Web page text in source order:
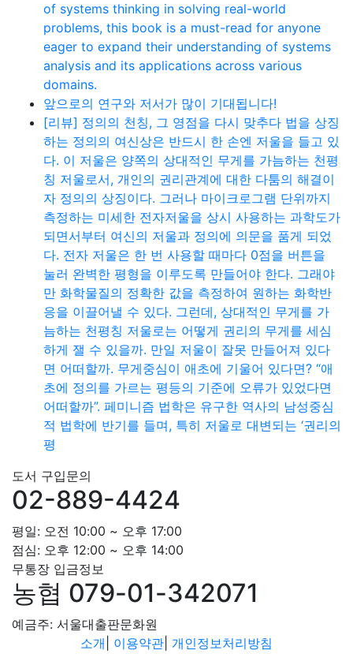
of systems thinking in solving real-world
problems, this book is a must-read for anyone
eager to expand their understanding of systems
analysis and its applications across various
domains.
앞으로의 연구와 저서가 많이 기대됩니다!
[리뷰] 정의의 천칭, 그 영점을 다시 맞추다 법을 상징
하는 정의의 여신상은 반드시 한 손엔 저울을 들고 있
다. 이 저울은 양쪽의 상대적인 무게를 가늠하는 천평
칭 저울로서, 개인의 권리관계에 대한 다툼의 해결이
자 정의의 상징이다. 그러나 마이크로그램 단위까지
측정하는 미세한 전자저울을 상시 사용하는 과학도가
되면서부터 여신의 저울과 정의에 의문을 품게 되었
다. 전자 저울은 한 번 사용할 때마다 0점을 버튼을
눌러 완벽한 평형을 이루도록 만들어야 한다. 그래야
만 화학물질의 정확한 값을 측정하여 원하는 화학반
응을 이끌어낼 수 있다. 그런데, 상대적인 무게를 가
늠하는 천평칭 저울로는 어떻게 권리의 무게를 세심
하게 잴 수 있을까. 만일 저울이 잘못 만들어져 있다
면 어떠할까. 무게중심이 애초에 기울어 있다면? “애
초에 정의를 가르는 평등의 기준에 오류가 있었다면
어떠할까”. 페미니즘 법학은 유구한 역사의 남성중심
적 법학에 반기를 들며, 특히 저울로 대변되는 ‘권리의
평
도서 구입문의
02-889-4424
평일: 오전 10:00 ~ 오후 17:00
점심: 오후 12:00 ~ 오후 14:00
무통장 입금정보
농협 079-01-342071
예금주: 서울대출판문화원
소개
이용약관 개인정보처리방침